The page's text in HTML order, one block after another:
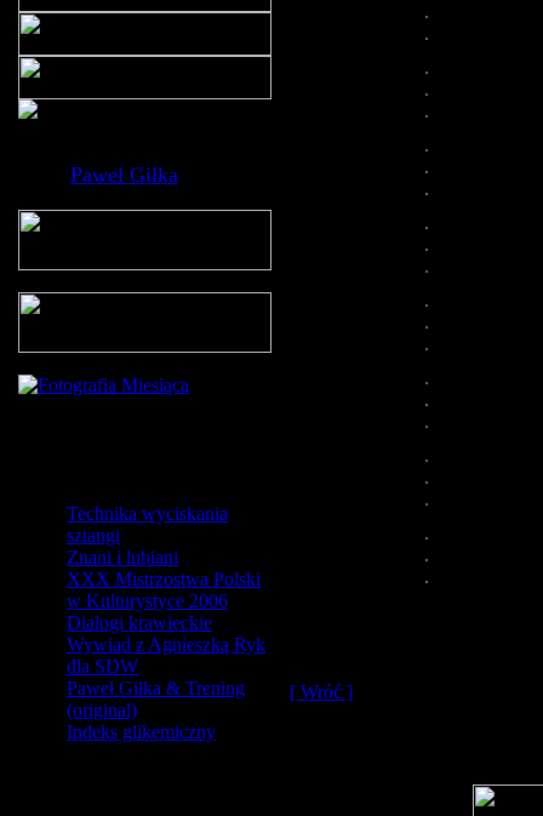
Paweł Giłka
Technika wyciskania
sztangi
Znani i lubiani
XXX Mistrzostwa Polski
w Kulturystyce 2006
Dialogi krawieckie
Wywiad z Agnieszką Ryk
dla SDW
Paweł Giłka & Trening
(original)
Indeks glikemiczny
[ Wróć ]